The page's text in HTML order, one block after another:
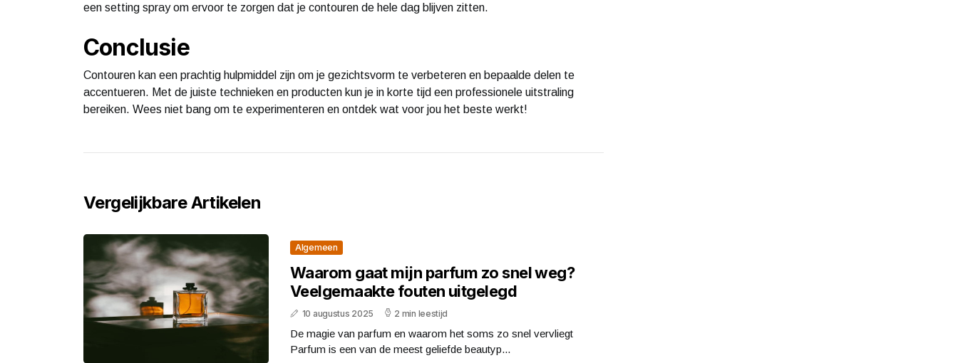
een setting spray om ervoor te zorgen dat je contouren de hele dag blijven zitten.
Conclusie
Contouren kan een prachtig hulpmiddel zijn om je gezichtsvorm te verbeteren en bepaalde delen te
accentueren. Met de juiste technieken en producten kun je in korte tijd een professionele uitstraling
bereiken. Wees niet bang om te experimenteren en ontdek wat voor jou het beste werkt!
Vergelijkbare Artikelen
Algemeen
Waarom gaat mijn parfum zo snel weg?
Veelgemaakte fouten uitgelegd
10 augustus 2025 2 min leestijd
De magie van parfum en waarom het soms zo snel vervliegt
Parfum is een van de meest geliefde beautyp...